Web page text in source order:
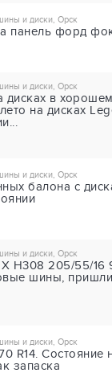
и диски, Орск
панель форд
и диски, Орск
в хорошем
на дисках
и диски, Орск
балона с
и диски, Орск
H308 205/55/16
шины,
и диски, Орск
R14. Состояние
запаска